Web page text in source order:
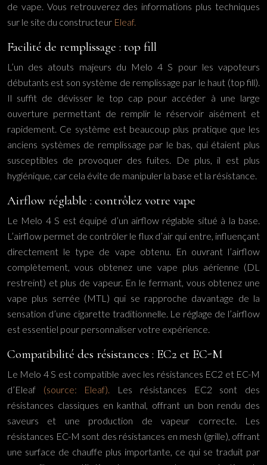
de vape. Vous retrouverez des informations plus techniques
sur le site du constructeur Eleaf.
Facilité de remplissage : top fill
L’un des atouts majeurs du Melo 4 S pour les vapoteurs
débutants est son système de remplissage par le haut (top fill).
Il suffit de dévisser le top cap pour accéder à une large
ouverture permettant de remplir le réservoir aisément et
rapidement. Ce système est beaucoup plus pratique que les
anciens systèmes de remplissage par le bas, qui étaient plus
susceptibles de provoquer des fuites. De plus, il est plus
hygiénique, car cela évite de manipuler la base et la résistance.
Airflow réglable : contrôlez votre vape
Le Melo 4 S est équipé d’un airflow réglable situé à la base.
L’airflow permet de contrôler le flux d’air qui entre, influençant
directement le type de vape obtenu. En ouvrant l’airflow
complètement, vous obtenez une vape plus aérienne (DL
restreint) et plus de vapeur. En le fermant, vous obtenez une
vape plus serrée (MTL) qui se rapproche davantage de la
sensation d’une cigarette traditionnelle. Le réglage de l’airflow
est essentiel pour personnaliser votre expérience.
Compatibilité des résistances : EC2 et EC-M
Le Melo 4 S est compatible avec les résistances EC2 et EC-M
d’Eleaf (source: Eleaf). Les résistances EC2 sont des
résistances classiques en kanthal, offrant un bon rendu des
saveurs et une production de vapeur correcte. Les
résistances EC-M sont des résistances en mesh (grille), offrant
une surface de chauffe plus importante, ce qui se traduit par